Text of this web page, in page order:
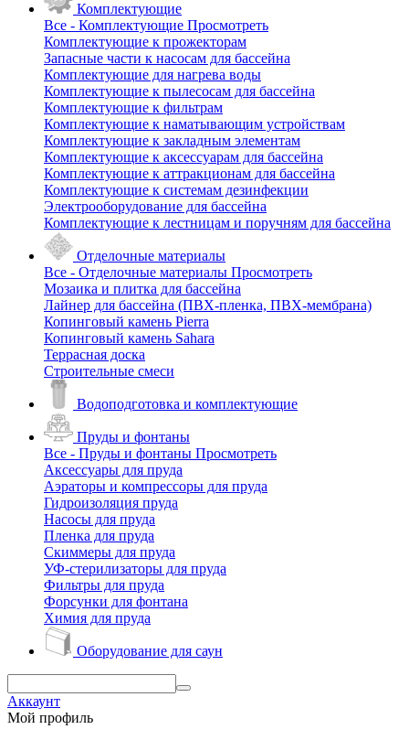
Комплектующие
Все - Комплектующие Просмотреть
Комплектующие к прожекторам
Запасные части к насосам для бассейна
Комплектующие для нагрева воды
Комплектующие к пылесосам для бассейна
Комплектующие к фильтрам
Комплектующие к наматывающим устройствам
Комплектующие к закладным элементам
Комплектующие к аксессуарам для бассейна
Комплектующие к аттракционам для бассейна
Комплектующие к системам дезинфекции
Электрооборудование для бассейна
Комплектующие к лестницам и поручням для бассейна
Отделочные материалы
Все - Отделочные материалы Просмотреть
Мозаика и плитка для бассейна
Лайнер для бассейна (ПВХ-пленка, ПВХ-мембрана)
Копинговый камень Pierra
Копинговый камень Sahara
Террасная доска
Строительные смеси
Водоподготовка и комплектующие
Пруды и фонтаны
Все - Пруды и фонтаны Просмотреть
Аксессуары для пруда
Аэраторы и компрессоры для пруда
Гидроизоляция пруда
Насосы для пруда
Пленка для пруда
Скиммеры для пруда
УФ-стерилизаторы для пруда
Фильтры для пруда
Форсунки для фонтана
Химия для пруда
Оборудование для саун
Аккаунт
Мой профиль